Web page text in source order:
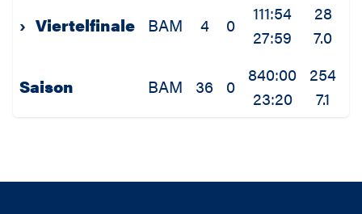
› Viertelfinale BAM 4 0
111:54
27:59
28
7.0
Saison BAM 36 0
840:00
23:20
254
7.1